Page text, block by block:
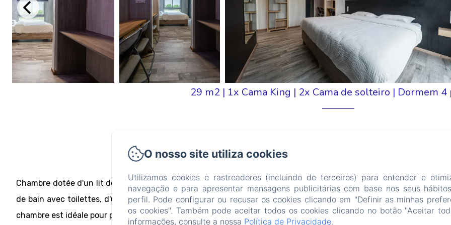
29 m2 | 1x Cama King | 2x Cama de solteiro | Dormem 4
Vista para a Cidade
Chambre dotée d'un lit double et de deux lit simples ou 2 lits double; Cette chambre est composée d'une salle
de bain avec toilettes, d'un miroir, d'un bureau, d'une clim réversible et d'une connexion Wi-Fi gratuite. Cette
chambre est idéale pour passer un agréable moment en famille ou entre amis.
O nosso site utiliza cookies
Utilizamos cookies e rastreadores (incluindo de terceiros) para entender e
navegação e para apresentar mensagens publicitárias com base nos seus
perfil. Pode configurar ou recusar os cookies clicando em "Definir as minhas
os cookies". Também pode aceitar todos os cookies clicando no botão "Aceitar
informações, consulte a nossa Política de Privacidade.